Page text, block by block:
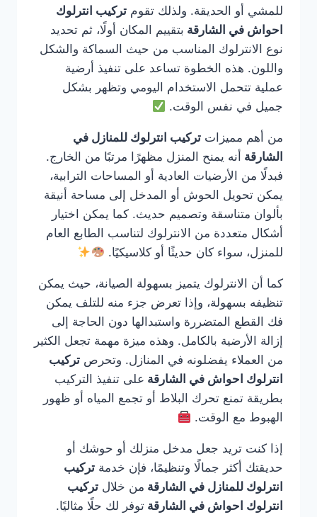
للمشي أو الحديقة. ولذلك تقوم تركيب انترلوك
احواش في الشارقة بتقييم المكان أولًا، ثم تحديد
نوع الانترلوك المناسب من حيث السماكة والشكل
واللون. هذه الخطوة تساعد على تنفيذ أرضية
عملية تتحمل الاستخدام اليومي وتظهر بشكل
جميل في نفس الوقت.
من أهم مميزات تركيب انترلوك للمنازل في
الشارقة أنه يمنح المنزل مظهرًا مرتبًا من الخارج.
فبدلًا من الأرضيات العادية أو المساحات الترابية،
يمكن تحويل الحوش أو المدخل إلى مساحة أنيقة
بألوان متناسقة وتصميم حديث. كما يمكن اختيار
أشكال متعددة من الانترلوك لتناسب الطابع العام
للمنزل، سواء كان حديثًا أو كلاسيكيًا.
كما أن الانترلوك يتميز بسهولة الصيانة، حيث يمكن
تنظيفه بسهولة، وإذا تعرض جزء منه للتلف يمكن
فك القطع المتضررة واستبدالها دون الحاجة إلى
إزالة الأرضية بالكامل. وهذه ميزة مهمة تجعل الكثير
من العملاء يفضلونه في المنازل. وتحرص تركيب
انترلوك احواش في الشارقة على تنفيذ التركيب
بطريقة تمنع تحرك البلاط أو تجمع المياه أو ظهور
الهبوط مع الوقت.
إذا كنت تريد جعل مدخل منزلك أو حوشك أو
حديقتك أكثر جمالًا وتنظيمًا، فإن خدمة تركيب
انترلوك للمنازل في الشارقة من خلال تركيب
انترلوك احواش في الشارقة توفر لك حلًا مثاليًا.